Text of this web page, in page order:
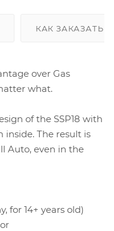
КАК ЗАКАЗАТЬ
over Gas
what.
of the SSP18 with
The result is
Auto, even in the
for 14+ years old)